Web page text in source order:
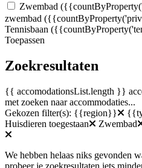
Zwembad
zwembad
Tennisbaan
Toepassen
Zoekresultaten
{{ accomodationsList.length }}
met zoeken naar accommodaties...
Gekozen filter(s): {{region}}
Huisdieren toegestaan
Zwembad
We hebben helaas niks gevonden
probeer je zoekresultaten iets